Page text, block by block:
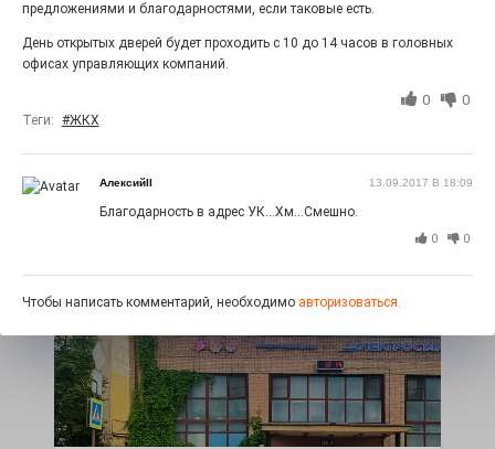
0
предложениями и благодарностями, если таковые есть.
День открытых дверей будет проходить с 10 до 14 часов в головных
офисах управляющих компаний.
0 0
Теги: #ЖКХ
АлексийII 13.09.2017 В 18:09
Благодарность в адрес УК...Хм...Смешно.
0 0
Чтобы написать комментарий, необходимо авторизоваться.